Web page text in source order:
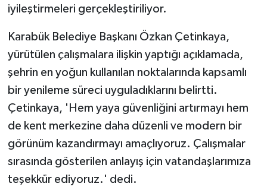
iyileştirmeleri gerçekleştiriliyor.
Karabük Belediye Başkanı Özkan Çetinkaya,
yürütülen çalışmalara ilişkin yaptığı açıklamada,
şehrin en yoğun kullanılan noktalarında kapsamlı
bir yenileme süreci uyguladıklarını belirtti.
Çetinkaya, 'Hem yaya güvenliğini artırmayı hem
de kent merkezine daha düzenli ve modern bir
görünüm kazandırmayı amaçlıyoruz. Çalışmalar
sırasında gösterilen anlayış için vatandaşlarımıza
teşekkür ediyoruz.' dedi.